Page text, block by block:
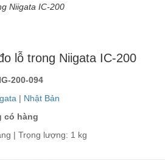
Đang tải dữ liệu
Niigata IC-200
lỗ trong Niigata IC-200
200-094
| Nhật Bản
có hàng
| Trọng lượng: 1 kg